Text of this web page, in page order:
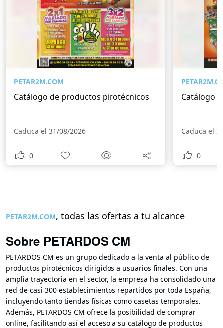
PETAR2M.COM
Catálogo de productos pirotécnicos
Caduca el 31/08/2026
0
Catálogo
Caduca el
0
PETAR2M.COM, todas las ofertas a tu alcance
Sobre PETARDOS CM
PETARDOS CM es un grupo dedicado a la venta al público de
productos pirotécnicos dirigidos a usuarios finales. Con una
amplia trayectoria en el sector, la empresa ha consolidado una
red de casi 300 establecimientos repartidos por toda España,
incluyendo tanto tiendas físicas como casetas temporales.
Además, PETARDOS CM ofrece la posibilidad de comprar
online, facilitando así el acceso a su catálogo de productos